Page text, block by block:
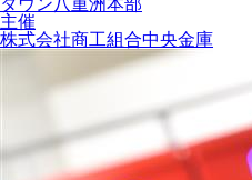
タウン八重洲本部
主催
株式会社商工組合中央金庫